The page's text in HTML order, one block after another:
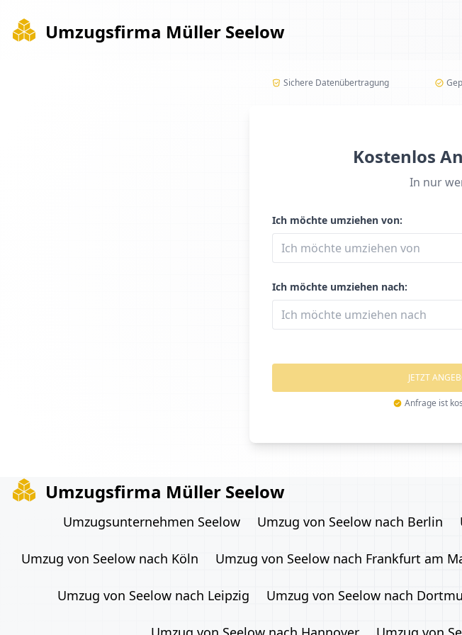
Umzugsfirma Müller Seelow
Sichere Datenübertragung
Kostenlos
In nur
Ich möchte umziehen von:
Ich möchte umziehen nach:
JETZT
Anfrage ist
Umzugsfirma Müller Seelow
Umzugsunternehmen Seelow Umzug von Seelow nach Berlin
Umzug von Seelow nach Köln Umzug von Seelow nach Frankfurt am
Umzug von Seelow nach Leipzig Umzug von Seelow nach